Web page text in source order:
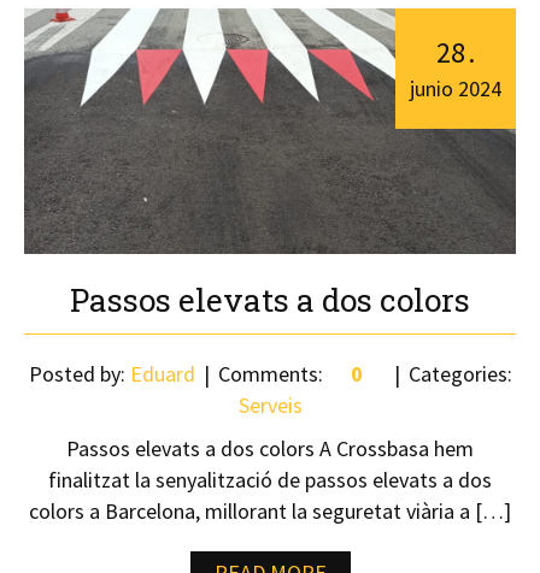
Passos elevats a dos colors
28.
junio 2024
Posted by: Eduard Comments: 0
Categories:
Serveis
Passos elevats a dos colors A Crossbasa hem
finalitzat la senyalització de passos elevats a dos
colors a Barcelona, ​​millorant la seguretat viària a […]